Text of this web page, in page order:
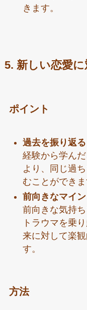
きます。
5. 新しい恋愛
ポイント
過去を振り返る
経験から学ん
より、同じ過
むことができま
前向きなマイ
前向きな気持
トラウマを乗
来に対して楽
す。
方法